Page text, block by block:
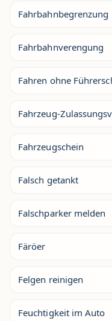
Fahrbahnbegrenzung
Fahrbahnverengung
Fahren ohne
Fahrzeug-
Fahrzeugschein
Falsch getankt
Falschparker melden
Färöer
Felgen reinigen
Feuchtigkeit im Auto